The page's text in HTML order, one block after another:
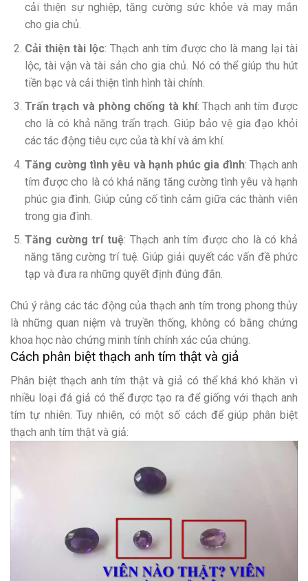
cải thiện sự nghiệp, tăng cường sức khỏe và may mắn
cho gia chủ.
Cải thiện tài lộc: Thạch anh tím được cho là mang lại tài
lộc, tài vận và tài sản cho gia chủ. Nó có thể giúp thu hút
tiền bạc và cải thiện tình hình tài chính.
Trấn trạch và phòng chống tà khí: Thạch anh tím được
cho là có khả năng trấn trạch. Giúp bảo vệ gia đạo khỏi
các tác động tiêu cực của tà khí và ám khí.
Tăng cường tình yêu và hạnh phúc gia đình: Thạch anh
tím được cho là có khả năng tăng cường tình yêu và hạnh
phúc gia đình. Giúp củng cố tình cảm giữa các thành viên
trong gia đình.
Tăng cường trí tuệ: Thạch anh tím được cho là có khả
năng tăng cường trí tuệ. Giúp giải quyết các vấn đề phức
tạp và đưa ra những quyết định đúng đắn.
Chú ý rằng các tác động của thạch anh tím trong phong thủy
là những quan niệm và truyền thống, không có bằng chứng
khoa học nào chứng minh tính chính xác của chúng.
Cách phân biệt thạch anh tím thật và giả
Phân biệt thạch anh tím thật và giả có thể khá khó khăn vì
nhiều loại đá giả có thể được tạo ra để giống với thạch anh
tím tự nhiên. Tuy nhiên, có một số cách để giúp phân biệt
thạch anh tím thật và giả: